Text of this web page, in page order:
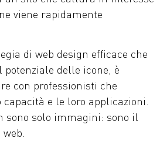
viene rapidamente
di web design efficace che
delle icone, è
con professionisti che
capacità e le loro applicazioni.
sono solo immagini: sono il